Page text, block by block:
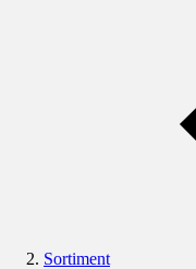
Sortiment